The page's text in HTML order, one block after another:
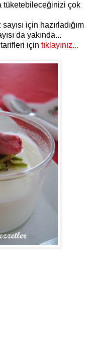
tüketebileceğinizi çok
için hazırladığım
da yakında...
için tıklayınız...